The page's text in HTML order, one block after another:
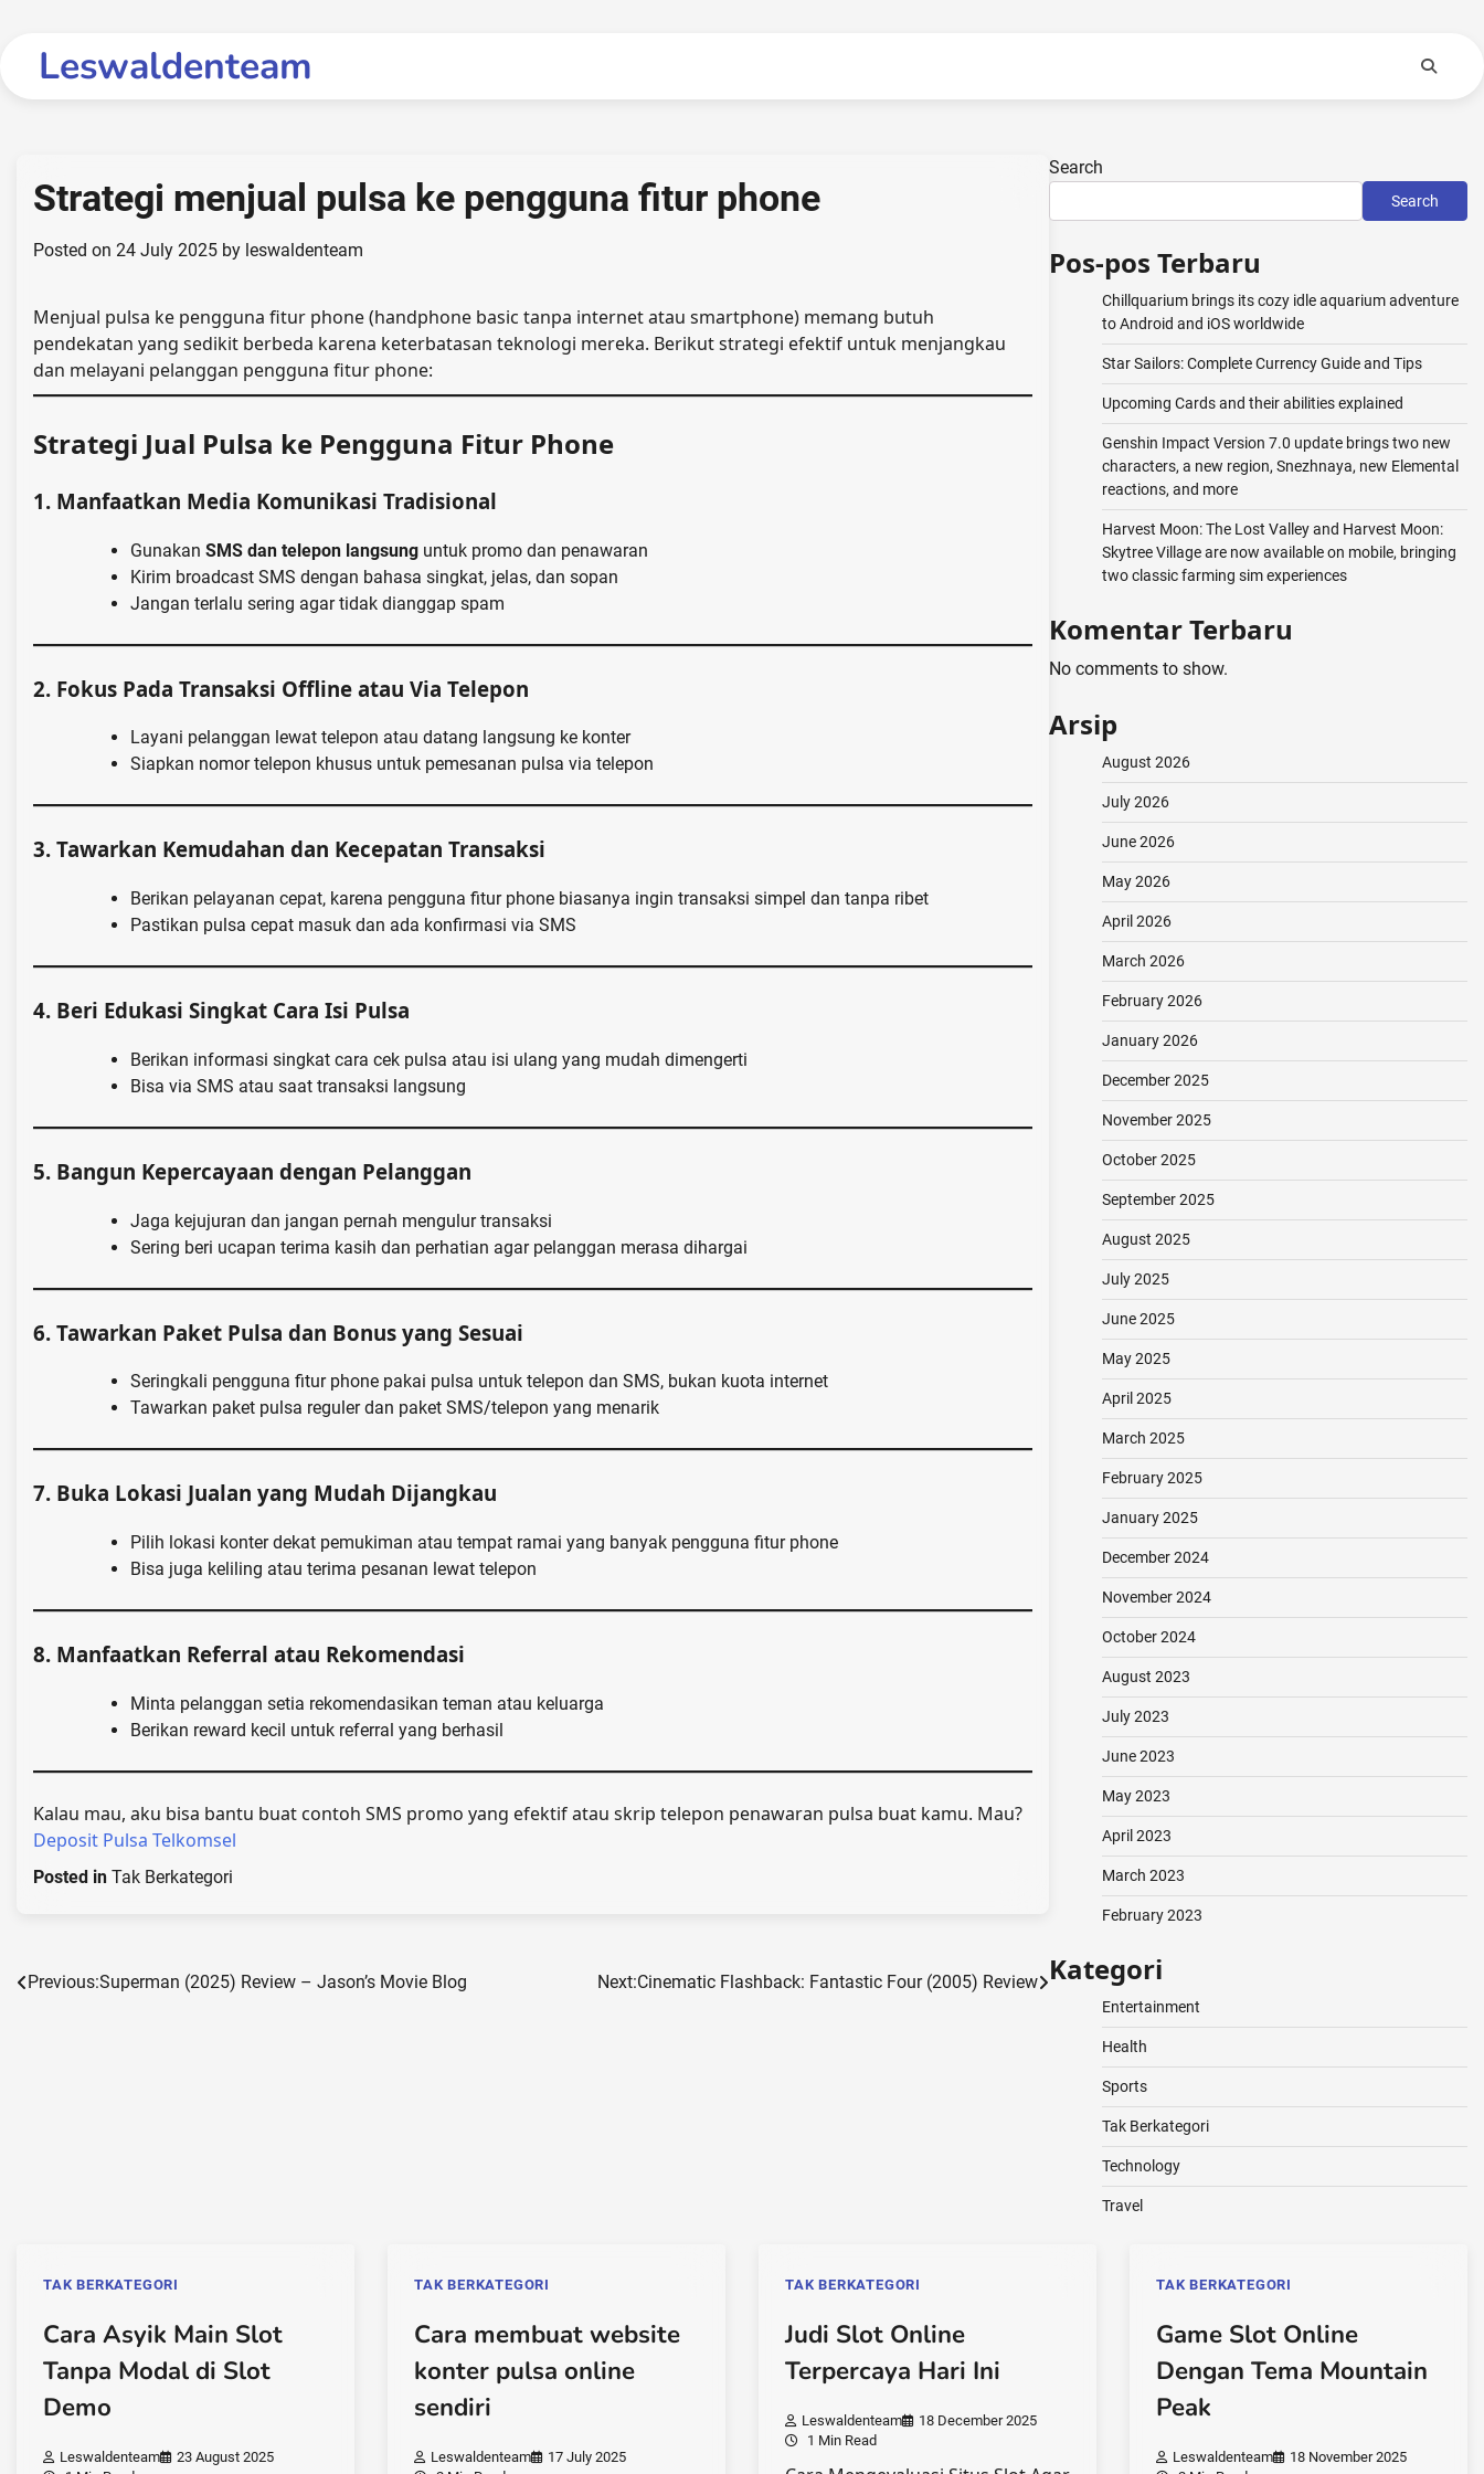
Leswaldenteam
Strategi menjual pulsa ke pengguna fitur phone
Posted on 24 July 2025 by leswaldenteam
Menjual pulsa ke pengguna fitur phone (handphone basic tanpa internet atau smartphone) memang butuh
pendekatan yang sedikit berbeda karena keterbatasan teknologi mereka. Berikut strategi efektif untuk menjangkau
dan melayani pelanggan pengguna fitur phone:
Strategi Jual Pulsa ke Pengguna Fitur Phone
1. Manfaatkan Media Komunikasi Tradisional
Gunakan SMS dan telepon langsung untuk promo dan penawaran
Kirim broadcast SMS dengan bahasa singkat, jelas, dan sopan
Jangan terlalu sering agar tidak dianggap spam
2. Fokus Pada Transaksi Offline atau Via Telepon
Layani pelanggan lewat telepon atau datang langsung ke konter
Siapkan nomor telepon khusus untuk pemesanan pulsa via telepon
3. Tawarkan Kemudahan dan Kecepatan Transaksi
Berikan pelayanan cepat, karena pengguna fitur phone biasanya ingin transaksi simpel dan tanpa ribet
Pastikan pulsa cepat masuk dan ada konfirmasi via SMS
4. Beri Edukasi Singkat Cara Isi Pulsa
Berikan informasi singkat cara cek pulsa atau isi ulang yang mudah dimengerti
Bisa via SMS atau saat transaksi langsung
5. Bangun Kepercayaan dengan Pelanggan
Jaga kejujuran dan jangan pernah mengulur transaksi
Sering beri ucapan terima kasih dan perhatian agar pelanggan merasa dihargai
6. Tawarkan Paket Pulsa dan Bonus yang Sesuai
Seringkali pengguna fitur phone pakai pulsa untuk telepon dan SMS, bukan kuota internet
Tawarkan paket pulsa reguler dan paket SMS/telepon yang menarik
7. Buka Lokasi Jualan yang Mudah Dijangkau
Pilih lokasi konter dekat pemukiman atau tempat ramai yang banyak pengguna fitur phone
Bisa juga keliling atau terima pesanan lewat telepon
8. Manfaatkan Referral atau Rekomendasi
Minta pelanggan setia rekomendasikan teman atau keluarga
Berikan reward kecil untuk referral yang berhasil
Kalau mau, aku bisa bantu buat contoh SMS promo yang efektif atau skrip telepon penawaran pulsa buat kamu. Mau?
Deposit Pulsa Telkomsel
Posted in Tak Berkategori
Post
Previous:Superman (2025) Review – Jason’s Movie Blog Next:Cinematic Flashback: Fantastic Four (2005) Review
Search
Search
Pos-pos Terbaru
Chillquarium brings its cozy idle aquarium adventure
to Android and iOS worldwide
Star Sailors: Complete Currency Guide and Tips
Upcoming Cards and their abilities explained
Genshin Impact Version 7.0 update brings two new
characters, a new region, Snezhnaya, new Elemental
reactions, and more
Harvest Moon: The Lost Valley and Harvest Moon:
Skytree Village are now available on mobile, bringing
two classic farming sim experiences
Komentar Terbaru
No comments to show.
Arsip
August 2026
July 2026
June 2026
May 2026
April 2026
March 2026
February 2026
January 2026
December 2025
November 2025
October 2025
September 2025
August 2025
July 2025
June 2025
May 2025
April 2025
March 2025
February 2025
January 2025
December 2024
November 2024
October 2024
August 2023
July 2023
June 2023
May 2023
April 2023
March 2023
February 2023
Kategori
Entertainment
Health
Sports
Tak Berkategori
Technology
Travel
TAK BERKATEGORI
Cara Asyik Main Slot
Tanpa Modal di Slot
Demo
Leswaldenteam
23 August 2025
TAK BERKATEGORI
Cara membuat website
konter pulsa online
sendiri
Leswaldenteam
17 July 2025
TAK BERKATEGORI
Judi Slot Online
Terpercaya Hari Ini
Leswaldenteam
18 December 2025
1 Min Read
TAK BERKATEGORI
Game Slot Online
Dengan Tema Mountain
Peak
Leswaldenteam
18 November 2025